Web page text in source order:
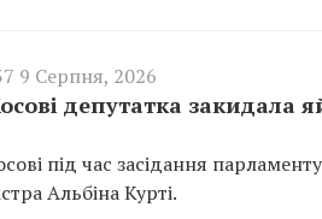
9 Серпня, 2026
депутатка закидала
під час засідання
Альбіна Курті.